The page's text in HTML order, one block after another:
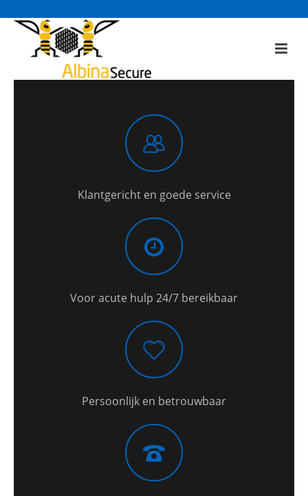
Klantgericht en goede service
Voor acute hulp 24/7 bereikbaar
Persoonlijk en betrouwbaar